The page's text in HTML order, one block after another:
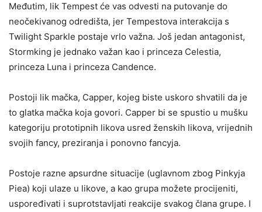
Međutim, lik Tempest će vas odvesti na putovanje do
neočekivanog odredišta, jer Tempestova interakcija s
Twilight Sparkle postaje vrlo važna. Još jedan antagonist,
Stormking je jednako važan kao i princeza Celestia,
princeza Luna i princeza Candence.
Postoji lik mačka, Capper, kojeg biste uskoro shvatili da je
to glatka mačka koja govori. Capper bi se spustio u mušku
kategoriju prototipnih likova usred ženskih likova, vrijednih
svojih fancy, preziranja i ponovno fancyja.
Postoje razne apsurdne situacije (uglavnom zbog Pinkyja
Piea) koji ulaze u likove, a kao grupa možete procijeniti,
uspoređivati ​​i suprotstavljati reakcije svakog člana grupe. I